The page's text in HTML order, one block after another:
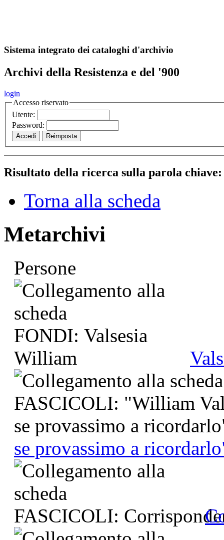
Sistema integrato dei cataloghi d'archivio
Archivi della Resistenza e del '900
login
Accesso riservato
Utente:
Password:
Risultato della ricerca sulla parola
Torna alla scheda
Metarchivi
Persone
se provassimo a